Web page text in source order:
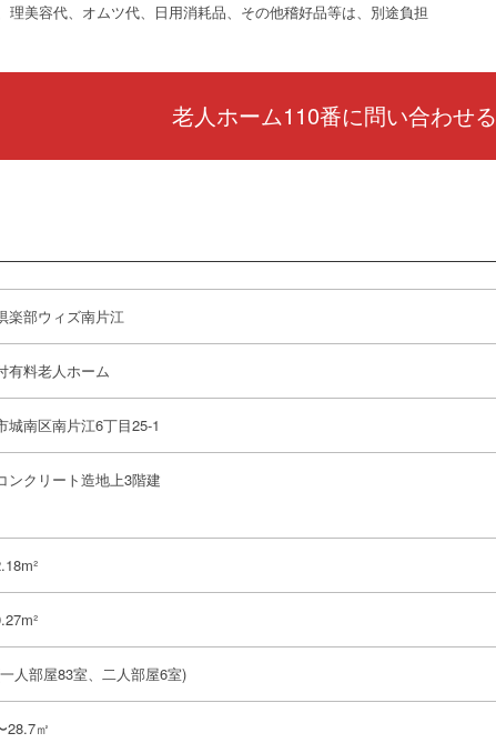
理美容代、オムツ代、日用消耗品、その他稽好品等は、別途負担
老人ホーム110番に問い合わせる
楽部ウィズ南片江
有料老人ホーム
城南区南片江6丁目25-1
ンクリート造地上3階建
人部屋83室、二人部屋6室)
28.7㎡